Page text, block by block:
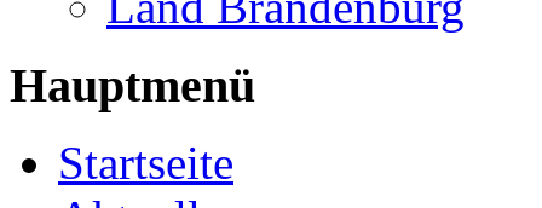
Hauptmenü
Startseite